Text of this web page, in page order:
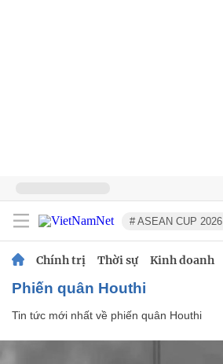
# ASEAN CUP 2026
Chính trị Thời sự Kinh doanh
phiến quân Houthi
Tin tức mới nhất về phiến quân Houthi